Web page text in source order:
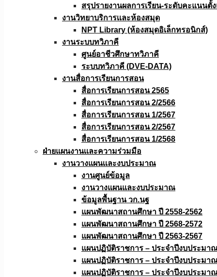
สรุปรายงานผลการเรียน-ระดับคะแนนตั้
งานวิทยาบริการเเละห้องสมุด
NPT Library (ห้องสมุดอิเล็กทรอนิกส์)
งานระบบทวิภาคี
ศูนย์อาชีวศึกษาทวิภาคี
ระบบทวิภาคี (DVE-DATA)
งานสื่อการเรียนการสอน
สื่อการเรียนการสอน 2565
สื่อการเรียนการสอน 2/2566
สื่อการเรียนการสอน 1/2567
สื่อการเรียนการสอน 2/2567
สื่อการเรียนการสอน 1/2568
ฝ่ายแผนงานเเละความร่วมมือ
งานวางแผนเเละงบประมาณ
งานศูนย์ข้อมูล
งานวางแผนและงบประมาณ
ข้อมูลพื้นฐาน วก.นฐ
แผนพัฒนาสถานศึกษา ปี 2558-2562
แผนพัฒนาสถานศึกษา ปี 2568-2572
แผนพัฒนาสถานศึกษา ปี 2563-2567
แผนปฏิบัติราชการ – ประจำปีงบประมา
แผนปฏิบัติราชการ – ประจำปีงบประมา
แผนปฏิบัติราชการ – ประจำปีงบประมา